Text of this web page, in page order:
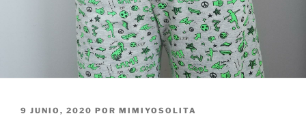
PUBLICADO
9 JUNIO, 2020 POR MIMIYOSOLITA